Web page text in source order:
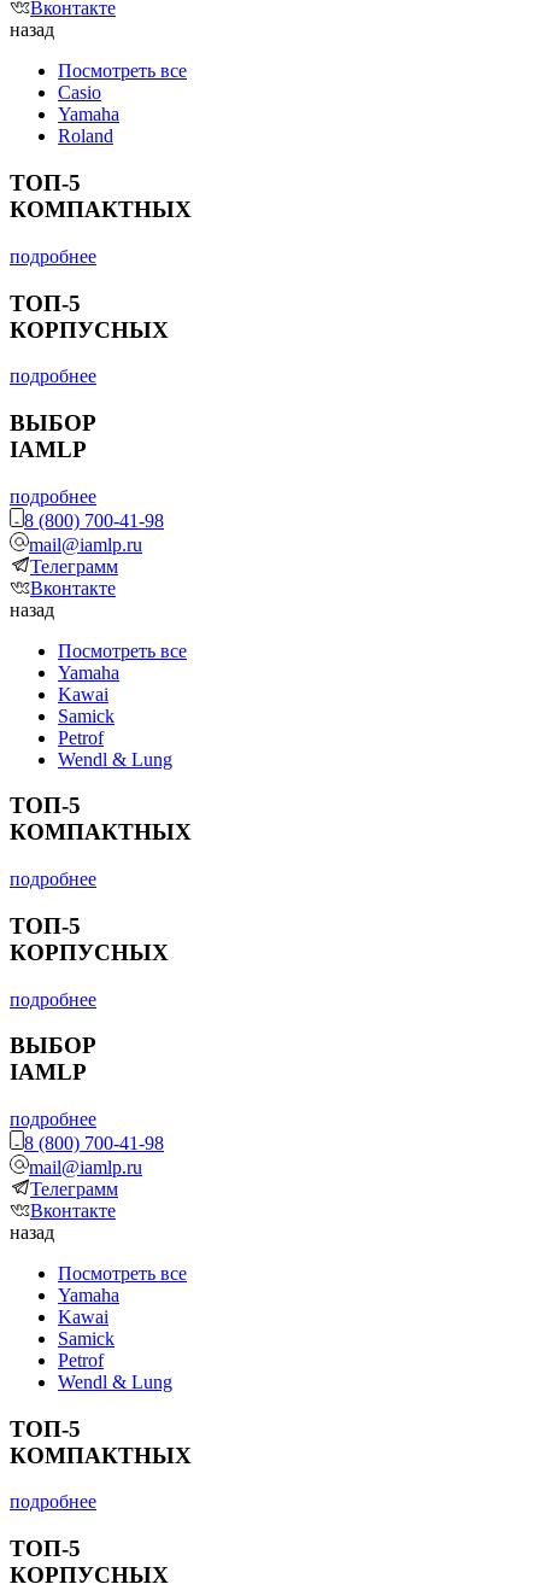
Вконтакте
назад
Посмотреть все
Casio
Yamaha
Roland
ТОП-5
КОМПАКТНЫХ
подробнее
ТОП-5
КОРПУСНЫХ
подробнее
ВЫБОР
IAMLP
подробнее
8 (800) 700-41-98
mail@iamlp.ru
Телеграмм
Вконтакте
назад
Посмотреть все
Yamaha
Kawai
Samick
Petrof
Wendl & Lung
ТОП-5
КОМПАКТНЫХ
подробнее
ТОП-5
КОРПУСНЫХ
подробнее
ВЫБОР
IAMLP
подробнее
8 (800) 700-41-98
mail@iamlp.ru
Телеграмм
Вконтакте
назад
Посмотреть все
Yamaha
Kawai
Samick
Petrof
Wendl & Lung
ТОП-5
КОМПАКТНЫХ
подробнее
ТОП-5
КОРПУСНЫХ